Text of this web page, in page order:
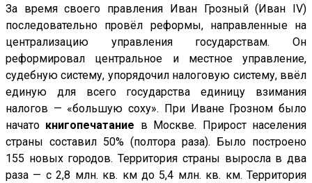
За время своего правления Иван Грозный (Иван IV)
последовательно провёл реформы, направленные на
централизацию управления государствам. Он
реформировал центральное и местное управление,
судебную систему, упорядочил налоговую систему, ввёл
единую для всего государства единицу взимания
налогов — «большую соху». При Иване Грозном было
начато книгопечатание в Москве. Прирост населения
страны составил 50% (полтора раза). Было построено
155 новых городов. Территория страны выросла в два
раза — с 2,8 млн. кв. км до 5,4 млн. кв. км. Территория